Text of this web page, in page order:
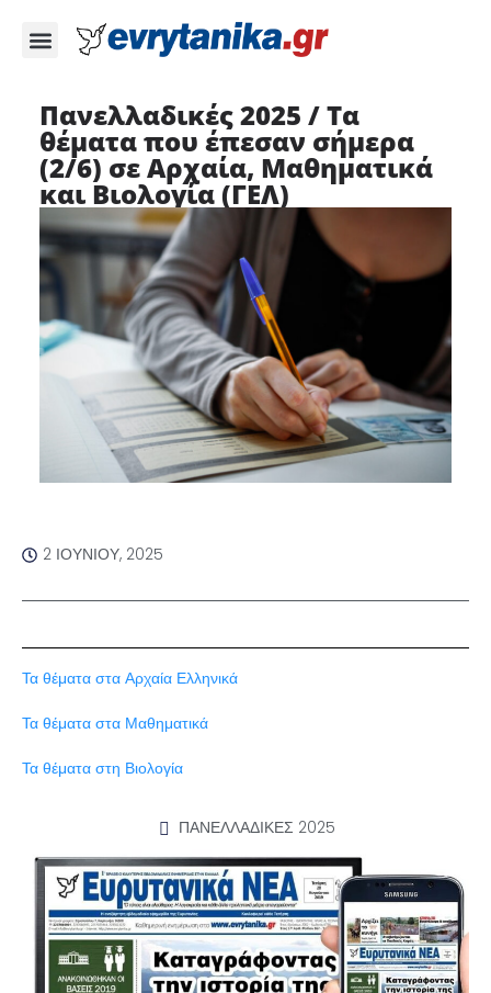
Πανελλαδικές 2025 / Τα
θέματα που έπεσαν σήμερα
(2/6) σε Αρχαία, Μαθηματικά
και Βιολογία (ΓΕΛ)
2 ΙΟΥΝΊΟΥ, 2025
Τα θέματα στα Αρχαία Ελληνικά
Τα θέματα στα Μαθηματικά
Τα θέματα στη Βιολογία
ΠΑΝΕΛΛΑΔΙΚΕΣ 2025